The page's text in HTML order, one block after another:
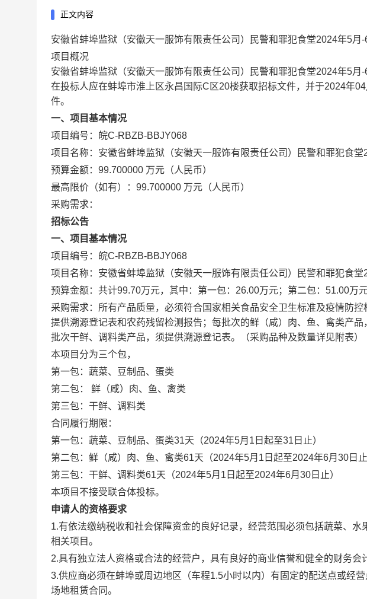
正文内容
安徽省蚌埠监狱（安徽天一服饰有限责任公司）民警和罪犯食堂2024年5
项目概况
安徽省蚌埠监狱（安徽天一服饰有限责任公司）民警和罪犯食堂2024年5
在投标人应在蚌埠市淮上区永昌国际C区20楼获取招标文件，并于2024年
件。
一、项目基本情况
项目编号：皖C-RBZB-BBJY068
项目名称：安徽省蚌埠监狱（安徽天一服饰有限责任公司）民警和罪犯食
预算金额：99.700000 万元（人民币）
最高限价（如有）：99.700000 万元（人民币）
采购需求：
招标公告
一、项目基本情况
项目编号：皖C-RBZB-BBJY068
项目名称：安徽省蚌埠监狱（安徽天一服饰有限责任公司）民警和罪犯食
预算金额：共计99.70万元，其中：第一包：26.00万元；第二包：51.00万
采购需求：所有产品质量，必须符合国家相关食品安全卫生标准及疫情防
提供溯源登记表和农药残留检测报告；每批次的鲜（咸）肉、鱼、禽类产
批次干鲜、调料类产品，须提供溯源登记表。（采购品种及数量详见附表）
本项目分为三个包，
第一包：蔬菜、豆制品、蛋类
第二包： 鲜（咸）肉、鱼、禽类
第三包：干鲜、调料类
合同履行期限：
第一包：蔬菜、豆制品、蛋类31天（2024年5月1日起至31日止）
第二包：鲜（咸）肉、鱼、禽类61天（2024年5月1日起至2024年6月30日止
第三包：干鲜、调料类61天（2024年5月1日起至2024年6月30日止）
本项目不接受联合体投标。
申请人的资格要求
1.有依法缴纳税收和社会保障资金的良好记录，经营范围必须包括蔬菜、
相关项目。
2.具有独立法人资格或合法的经营户，具有良好的商业信誉和健全的财务会
3.供应商必须在蚌埠或周边地区（车程1.5小时以内）有固定的配送点或经
场地租赁合同。